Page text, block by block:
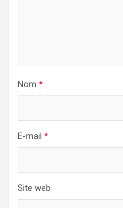
Nom *
E-mail *
Site web